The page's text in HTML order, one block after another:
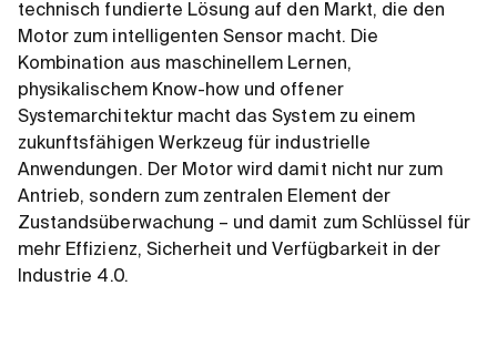
technisch fundierte Lösung auf den Markt, die den
Motor zum intelligenten Sensor macht. Die
Kombination aus maschinellem Lernen,
physikalischem Know-how und offener
Systemarchitektur macht das System zu einem
zukunftsfähigen Werkzeug für industrielle
Anwendungen. Der Motor wird damit nicht nur zum
Antrieb, sondern zum zentralen Element der
Zustandsüberwachung – und damit zum Schlüssel für
mehr Effizienz, Sicherheit und Verfügbarkeit in der
Industrie 4.0.